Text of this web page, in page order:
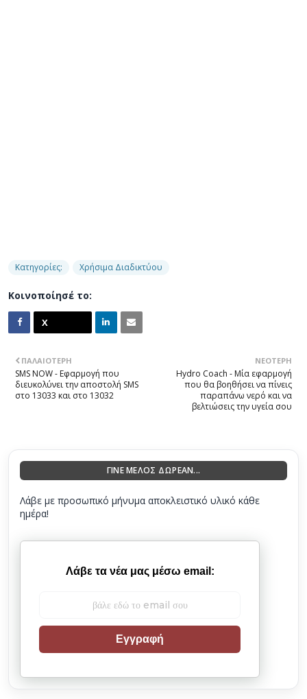
Κατηγορίες: Χρήσιμα Διαδικτύου
Κοινοποίησέ το:
ΝΕΌΤΕΡΗ
Hydro Coach - Μία εφαρμογή
που θα βοηθήσει να πίνεις
παραπάνω νερό και να
βελτιώσεις την υγεία σου
ΠΑΛΑΙΌΤΕΡΗ
SMS NOW - Εφαρμογή που
διευκολύνει την αποστολή SMS
στο 13033 και στο 13032
ΓΙΝΕ ΜΕΛΟΣ ΔΩΡΕΑΝ...
Λάβε με προσωπικό μήνυμα αποκλειστικό υλικό κάθε
ημέρα!
Λάβε τα νέα μας μέσω email:
Εγγραφή